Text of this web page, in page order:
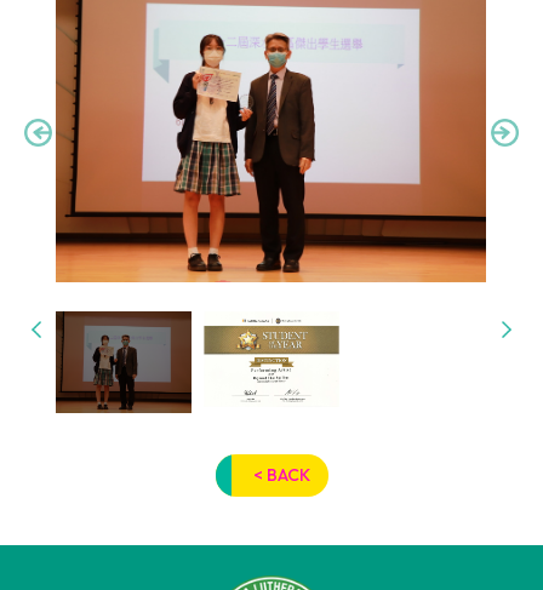
< BACK